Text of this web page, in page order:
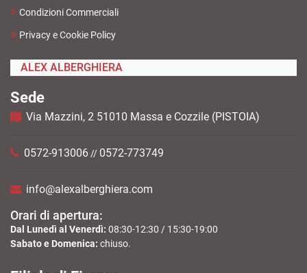
Condizioni Commerciali
Privacy e Cookie Policy
ALEX ALBERGHIERA
Sede
Via Mazzini, 2 51010 Massa e Cozzile (PISTOIA)
0572-913006 // 0572-773749
info@alexalberghiera.com
Orari di apertura:
Dal Lunedì al Venerdì: 08:30-12:30 / 15:30-19:00
Sabato e Domenica: chiuso.